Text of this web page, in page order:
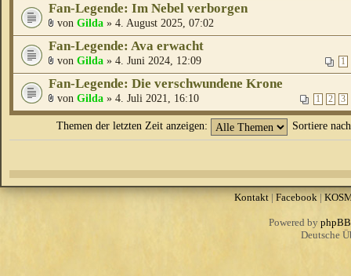
Fan-Legende: Im Nebel verborgen
von Gilda » 4. August 2025, 07:02
Fan-Legende: Ava erwacht
1
von Gilda » 4. Juni 2024, 12:09
Fan-Legende: Die verschwundene Krone
1 2 3
von Gilda » 4. Juli 2021, 16:10
Themen der letzten Zeit anzeigen: Sortiere
Kontakt|Facebook|
Powered by phpBB
Deutsche